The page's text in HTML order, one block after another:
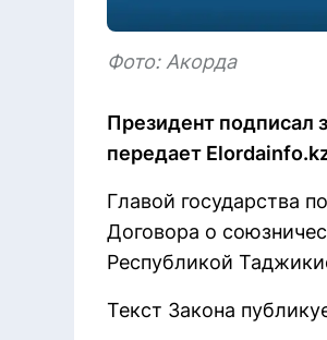
Фото: Акорда
Президент подписал
передает
Главой государства
Договора о
Республикой
Текст Закона